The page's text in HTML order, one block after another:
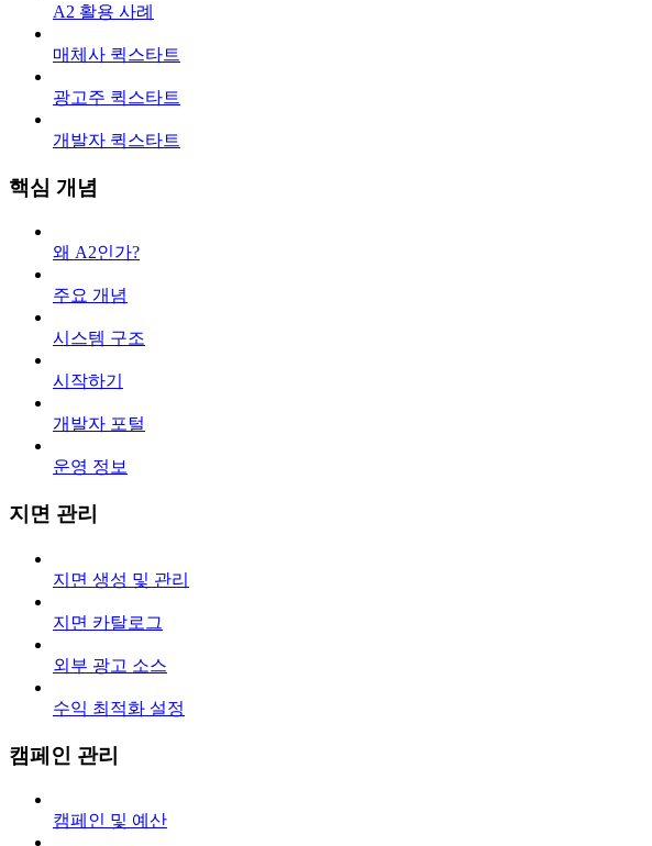
A2 활용 사례
매체사 퀵스타트
광고주 퀵스타트
개발자 퀵스타트
핵심 개념
왜 A2인가?
주요 개념
시스템 구조
시작하기
개발자 포털
운영 정보
지면 관리
지면 생성 및 관리
지면 카탈로그
외부 광고 소스
수익 최적화 설정
캠페인 관리
캠페인 및 예산